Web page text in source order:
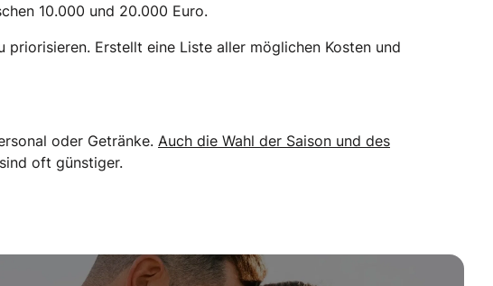
10.000 und 20.000 Euro.
Erstellt eine Liste aller möglichen Kosten und
oder Getränke. Auch die Wahl der Saison und des
oft günstiger.